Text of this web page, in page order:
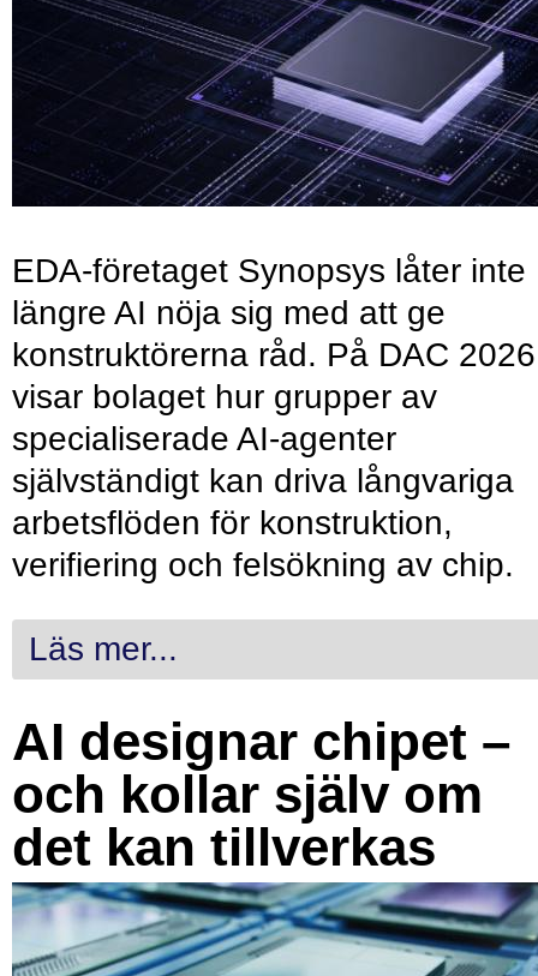
EDA-företaget Synopsys låter inte
längre AI nöja sig med att ge
konstruktörerna råd. På DAC 2026
visar bolaget hur grupper av
specialiserade AI-agenter
självständigt kan driva långvariga
arbetsflöden för konstruktion,
verifiering och felsökning av chip.
Läs mer...
AI designar chipet –
och kollar själv om
det kan tillverkas